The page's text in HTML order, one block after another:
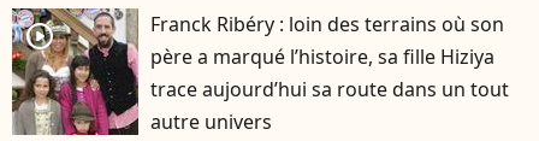
player2
Franck Ribéry : loin des terrains où son
père a marqué l’histoire, sa fille Hiziya
trace aujourd’hui sa route dans un tout
autre univers